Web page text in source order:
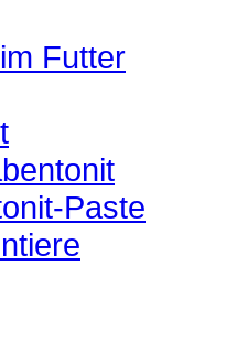
Futter
Paste